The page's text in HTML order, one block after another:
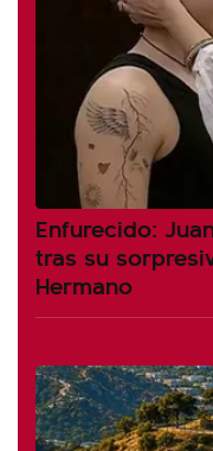
Enfurecido:
tras su
Hermano